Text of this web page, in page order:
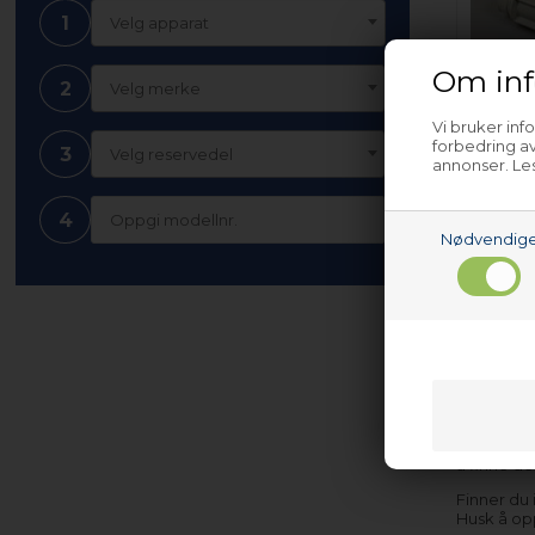
Om
Vi bruker
forbedring
annonser.
1 Velg apparat
2 Velg merke
3 Velg reservedel
4
tilfeller
Finner du
Husk å